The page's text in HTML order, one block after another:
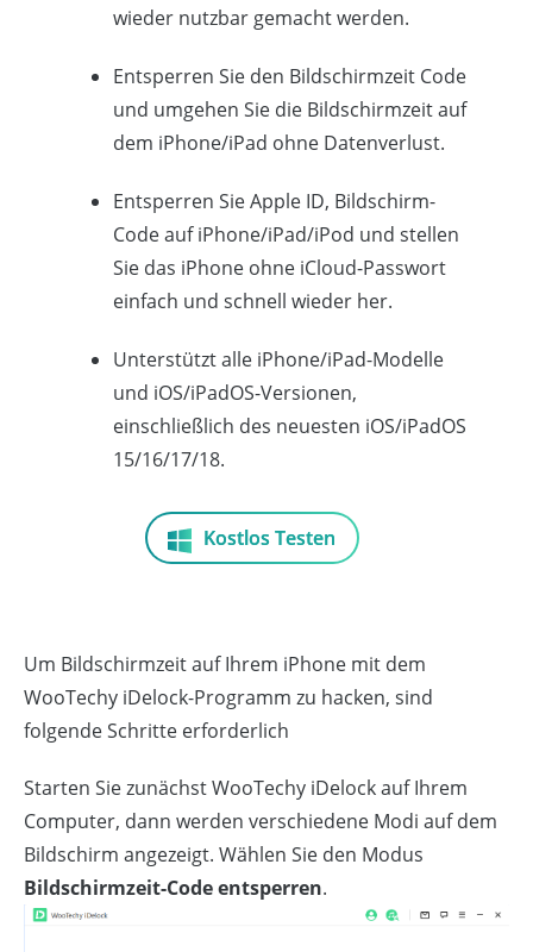
wieder nutzbar gemacht werden.
Entsperren Sie den Bildschirmzeit Code
und umgehen Sie die Bildschirmzeit auf
dem iPhone/iPad ohne Datenverlust.
Entsperren Sie Apple ID, Bildschirm-
Code auf iPhone/iPad/iPod und stellen
Sie das iPhone ohne iCloud-Passwort
einfach und schnell wieder her.
Unterstützt alle iPhone/iPad-Modelle
und iOS/iPadOS-Versionen,
einschließlich des neuesten iOS/iPadOS
15/16/17/18.
Kostlos Testen
Um Bildschirmzeit auf Ihrem iPhone mit dem
WooTechy iDelock-Programm zu hacken, sind
folgende Schritte erforderlich
Starten Sie zunächst WooTechy iDelock auf Ihrem
Computer, dann werden verschiedene Modi auf dem
Bildschirm angezeigt. Wählen Sie den Modus
Bildschirmzeit-Code entsperren.